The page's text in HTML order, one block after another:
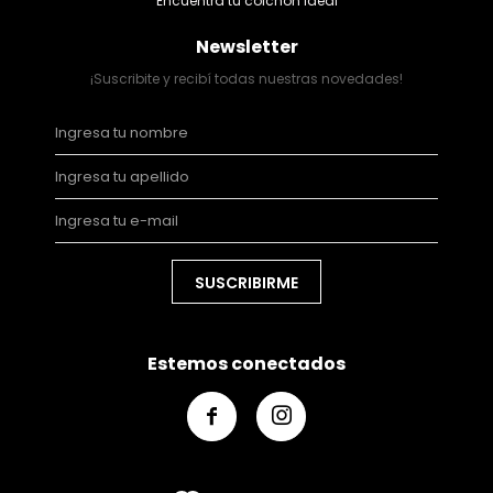
Newsletter
¡Suscribite y recibí todas nuestras novedades!
SUSCRIBIRME
Estemos conectados
 